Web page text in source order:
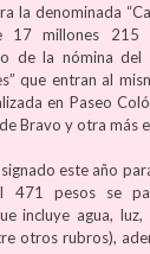
la denominada
17 millones
de la nómina
que entran al
en Paseo
Bravo y otra más
este año
471 pesos se
incluye agua,
otros rubros),